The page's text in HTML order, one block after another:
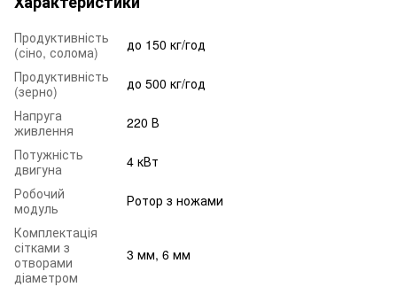
Продуктивність
(сіно, солома)
до 150 кг/год
Продуктивність
(зерно)
до 500 кг/год
Напруга
живлення
220 В
Потужність
двигуна
4 кВт
Робочий
модуль
Ротор з ножами
Комплектація
сітками з
отворами
діаметром
3 мм, 6 мм